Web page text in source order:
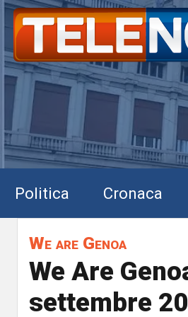
Politica Cronaca
We are Genoa
We Are
settembre